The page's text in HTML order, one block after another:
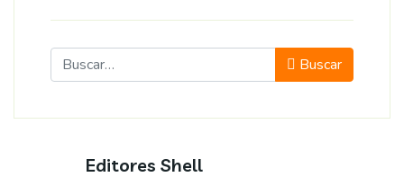
Buscar Buscar
Editores Shell